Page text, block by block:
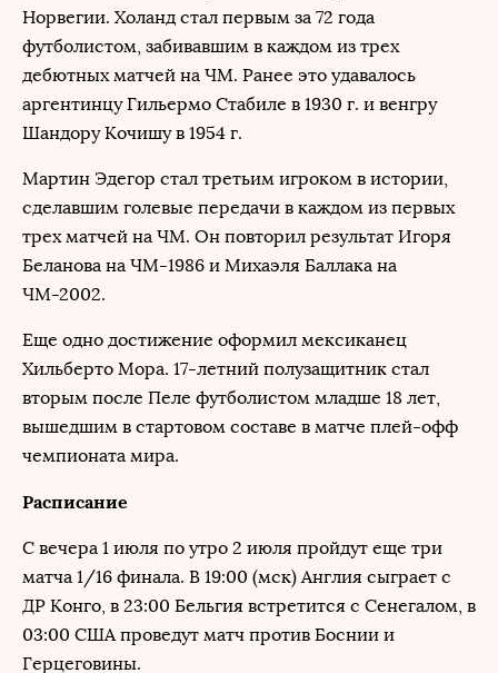
Норвегии. Холанд стал первым за 72 года
футболистом, забивавшим в каждом из трех
дебютных матчей на ЧМ. Ранее это удавалось
аргентинцу Гильермо Стабиле в 1930 г. и венгру
Шандору Кочишу в 1954 г.
Мартин Эдегор стал третьим игроком в истории,
сделавшим голевые передачи в каждом из первых
трех матчей на ЧМ. Он повторил результат Игоря
Беланова на ЧМ-1986 и Михаэля Баллака на
ЧМ-2002.
Еще одно достижение оформил мексиканец
Хильберто Мора. 17-летний полузащитник стал
вторым после Пеле футболистом младше 18 лет,
вышедшим в стартовом составе в матче плей-офф
чемпионата мира.
Расписание
С вечера 1 июля по утро 2 июля пройдут еще три
матча 1/16 финала. В 19:00 (мск) Англия сыграет с
ДР Конго, в 23:00 Бельгия встретится с Сенегалом, в
03:00 США проведут матч против Боснии и
Герцеговины.